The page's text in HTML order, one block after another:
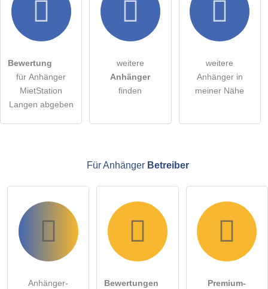
Hiermit akzeptiere ich die .
öffentliche Frage stellen Abbrechen
Hinweis: Bitte beachten Sie, öffentliche Fragen sind
Bewertung
für Anhänger
MietStation
Langen abgeben
weitere
Anhänger
finden
weitere
Anhänger in
meiner Nähe
Für Anhänger Betreiber
Anhänger-
Bewertungen
Premium-